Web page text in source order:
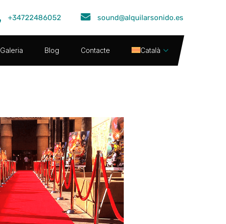
+34722486052 sound@alquilarsonido.es
Galeria Blog Contacte Català